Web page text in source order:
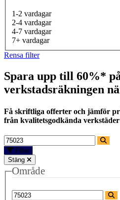
1-2 vardagar
2-4 vardagar
4-7 vardagar
7+ vardagar
Rensa filter
Spara upp till 60%*
verkstadsräkningen
Få skriftliga offerter och jämför
från kvalitetsgodkända
Filter
Stäng
Område